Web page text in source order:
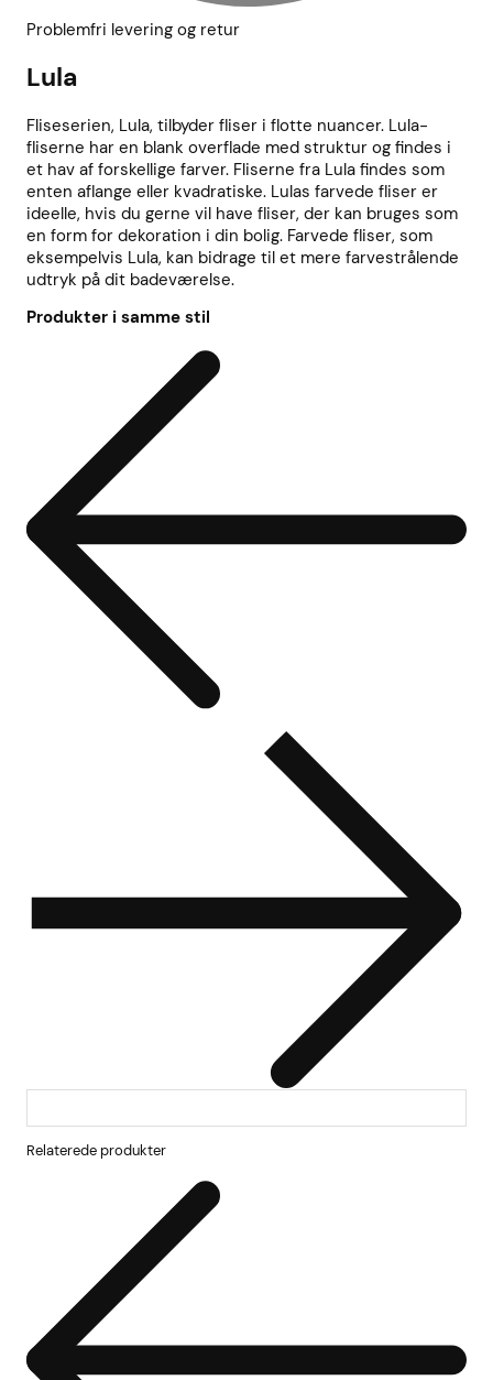
Problemfri levering og retur
Lula
Fliseserien, Lula, tilbyder fliser i flotte nuancer. Lula-
fliserne har en blank overflade med struktur og findes i
et hav af forskellige farver. Fliserne fra Lula findes som
enten aflange eller kvadratiske. Lulas farvede fliser er
ideelle, hvis du gerne vil have fliser, der kan bruges som
en form for dekoration i din bolig. Farvede fliser, som
eksempelvis Lula, kan bidrage til et mere farvestrålende
udtryk på dit badeværelse.
Produkter i samme stil
Relaterede produkter